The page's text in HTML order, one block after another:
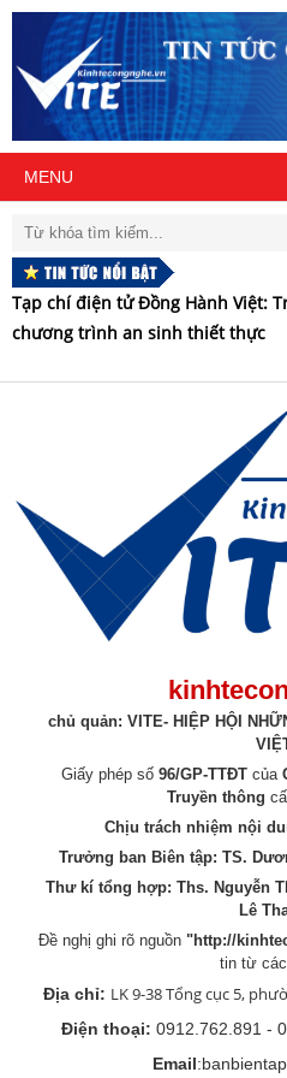
MENU
Tạp chí điện tử Đồng Hành Việt:
chương trình an sinh thiết thực
chủ quản: VITE- HIỆP HỘI
Giấy phép số 96/GP-TTĐT của
Truyền thông
Chịu trách nhiệm nội
Trưởng ban Biên tập: TS.
Thư kí tổng hợp: Ths. Nguyễn
Lê
Đề nghị ghi rõ nguồn "http://
tin từ
Địa chỉ: LK 9-38 Tổng cục 5,
Điện thoại: 0912.762.891 -
Email